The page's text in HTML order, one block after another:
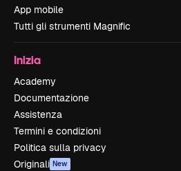
App mobile
Tutti gli strumenti Magnific
Inizia
Academy
Documentazione
Assistenza
Termini e condizioni
Politica sulla privacy
Originali New